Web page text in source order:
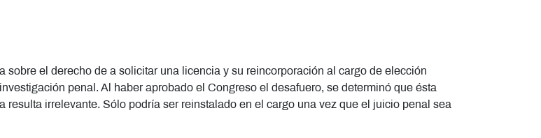
el derecho de a solicitar una licencia y su reincorporación al cargo de elección
penal. Al haber aprobado el Congreso el desafuero, se determinó que ésta
irrelevante. Sólo podría ser reinstalado en el cargo una vez que el juicio penal sea